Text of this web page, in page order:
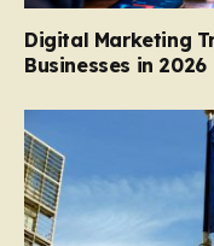
Digital Marketing
Businesses in 2026